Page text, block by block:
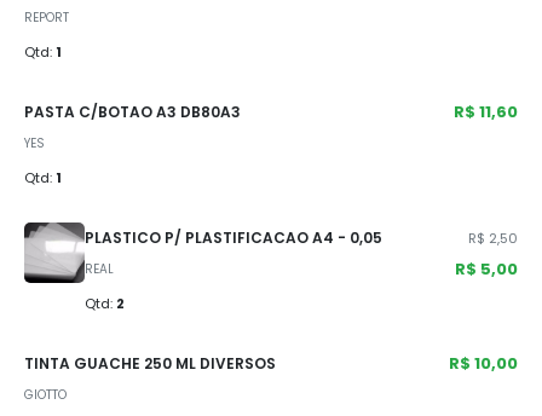
REPORT
Qtd: 1
PASTA C/BOTAO A3 DB80A3
YES
Qtd: 1
R$ 11,60
PLASTICO P/ PLASTIFICACAO A4 - 0,05
REAL
Qtd: 2
R$ 2,50
R$ 5,00
TINTA GUACHE 250 ML DIVERSOS
GIOTTO
R$ 10,00